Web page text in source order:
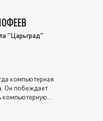
"Царьград"
компьютерная
Он побеждает
компьютерную